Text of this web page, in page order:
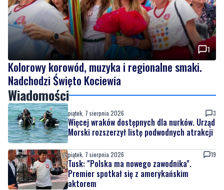
1
Kolorowy korowód, muzyka i regionalne smaki.
Nadchodzi Święto Kociewia
Wiadomości
piątek, 7 sierpnia 2026 3
Więcej wraków dostępnych dla nurków. Urząd
Morski rozszerzył listę podwodnych atrakcji
piątek, 7 sierpnia 2026 19
Tusk: "Polska ma nowego zawodnika".
Premier spotkał się z amerykańskim
aktorem